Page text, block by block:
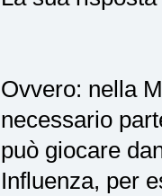
Ovvero: nella
necessario
può giocare
Influenza, per